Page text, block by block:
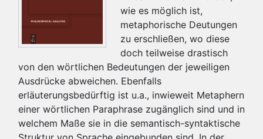
wie es möglich ist,
metaphorische Deutungen
zu erschließen, wo diese
doch teilweise drastisch
von den wörtlichen Bedeutungen der jeweiligen
Ausdrücke abweichen. Ebenfalls
erläuterungsbedürftig ist u.a., inwieweit Metaphern
einer wörtlichen Paraphrase zugänglich sind und in
welchem Maße sie in die semantisch-syntaktische